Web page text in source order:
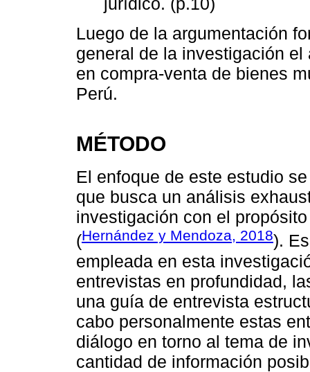
Luego de la argumentación
general de la investigación
en compra-venta de bienes
Perú.
MÉTODO
El enfoque de este estudio
que busca un análisis
investigación con el
(Hernández y Mendoza, 2018).
empleada en esta
entrevistas en profundidad,
una guía de entrevista
cabo personalmente estas
diálogo en torno al tema de
cantidad de información